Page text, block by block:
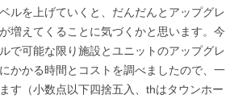
ルを上げていくと、だんだんとアップグレ
増えてくることに気づくかと思います。今
で可能な限り施設とユニットのアップグレ
かかる時間とコストを調べましたので、一
す（小数点以下四捨五入、thはタウンホー